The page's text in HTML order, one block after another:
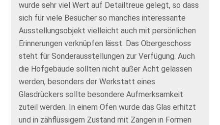
wurde sehr viel Wert auf Detailtreue gelegt, so dass
sich für viele Besucher so manches interessante
Ausstellungsobjekt vielleicht auch mit persönlichen
Erinnerungen verknüpfen lässt. Das Obergeschoss
steht für Sonderausstellungen zur Verfügung. Auch
die Hofgebäude sollten nicht außer Acht gelassen
werden, besonders der Werkstatt eines
Glasdrückers sollte besondere Aufmerksamkeit
zuteil werden. In einem Ofen wurde das Glas erhitzt
und in zähflüssigem Zustand mit Zangen in Formen